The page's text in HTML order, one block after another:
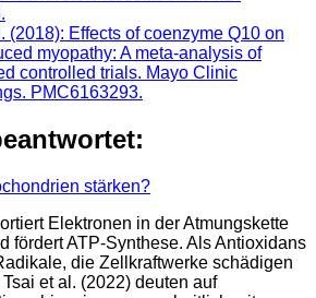
(2018): Effects of coenzyme Q10 on
myopathy: A meta-analysis of
controlled trials. Mayo Clinic
PMC6163293.
stärken?
Elektronen in der Atmungskette
fördert ATP-Synthese. Als Antioxidans
die Zellkraftwerke schädigen
et al. (2022) deuten auf